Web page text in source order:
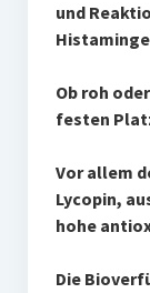
und
Ob roh
festen
Vor allem
Lycopin,
hohe
Die